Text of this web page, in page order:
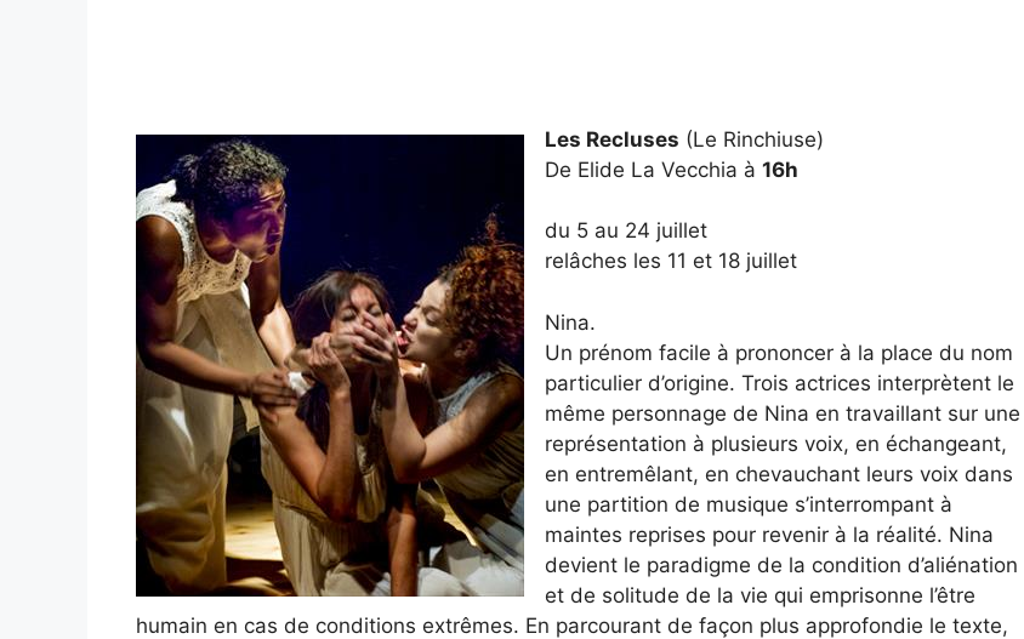
Les Recluses (Le Rinchiuse)
De Elide La Vecchia à 16h
du 5 au 24 juillet
relâches les 11 et 18 juillet
Nina.
Un prénom facile à prononcer à la place du nom
particulier d’origine. Trois actrices interprètent le
même personnage de Nina en travaillant sur une
représentation à plusieurs voix, en échangeant,
en entremêlant, en chevauchant leurs voix dans
une partition de musique s’interrompant à
maintes reprises pour revenir à la réalité. Nina
devient le paradigme de la condition d’aliénation
et de solitude de la vie qui emprisonne l’être
humain en cas de conditions extrêmes. En parcourant de façon plus approfondie le texte,